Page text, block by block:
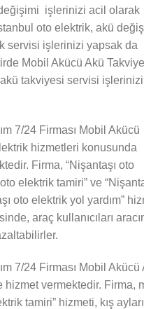
işlerinizi acil olarak
oto elektrik, akü
servisi işlerinizi yapsak da
Mobil Akücü Akü Takviye
takviyesi servisi
7/24 Firması Mobil Akücü
hizmetleri konusunda
Firma, “Nişantaşı oto
elektrik tamiri” ve
oto elektrik yol yardım”
araç kullanıcıları
7/24 Firması Mobil
vermektedir. Firma,
tamiri” hizmeti, kış